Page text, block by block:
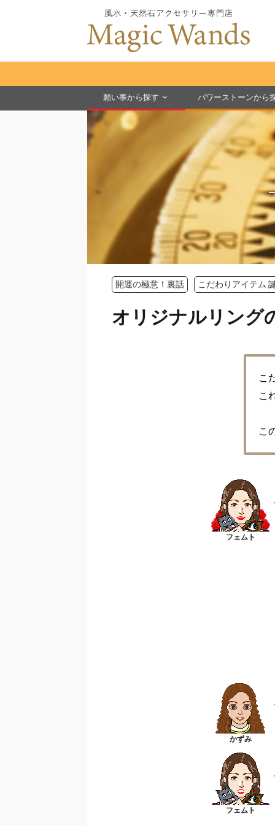
願い事から探す パワーストーンから
開運の極意！裏話 こだわりアイテム
オリジナルリング
こ
こ
こ